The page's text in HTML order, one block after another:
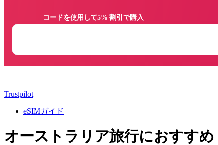
Trustpilot
eSIMガイド
オーストラリア旅行におすすめ